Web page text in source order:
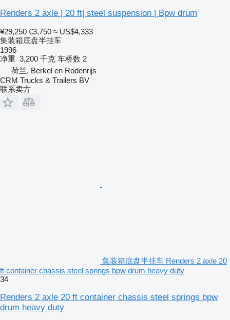
Renders 2 axle | 20 ft| steel suspension | Bpw drum
¥29,250 €3,750 ≈ US$4,333
集装箱底盘半挂车
1996
净重 3,200 千克 车桥数 2
荷兰, Berkel en Rodenrijs
CRM Trucks & Trailers BV
联系卖方
集装箱底盘半挂车 Renders 2 axle 20
ft container chassis steel springs bpw drum heavy duty
34
Renders 2 axle 20 ft container chassis steel springs bpw
drum heavy duty